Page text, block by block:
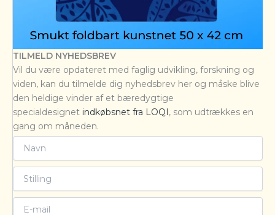
TILMELD NYHEDSBREV
Vil du være opdateret med faglig udvikling, forskning og
viden, kan du tilmelde dig nyhedsbrev her og måske blive
den heldige vinder af et bæredygtige
specialdesignet indkøbsnet fra LOQI, som udtrækkes en
gang om måneden.